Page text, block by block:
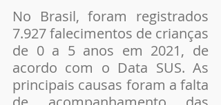
No Brasil, foram registrados
7.927 falecimentos de crianças
de 0 a 5 anos em 2021, de
acordo com o Data SUS. As
principais causas foram a falta